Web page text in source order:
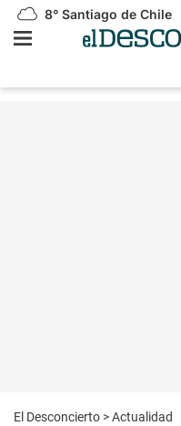
8° Santiago de Chile
El Desconcierto >Actualidad